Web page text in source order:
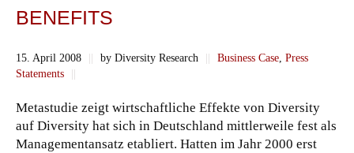
BENEFITS
15. April 2008 || by Diversity Research || Business Case Press
Statements
||
Metastudie zeigt wirtschaftliche Effekte von Diversity
auf Diversity hat sich in Deutschland mittlerweile fest als
Managementansatz etabliert. Hatten im Jahr 2000 erst